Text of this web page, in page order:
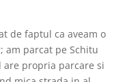
de faptul ca aveam o
am parcat pe Schitu
propria parcare si